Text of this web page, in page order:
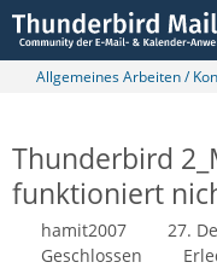
Allgemeines Arbeiten /
Thunderbird
funktioniert
hamit2007
27.
Geschlossen